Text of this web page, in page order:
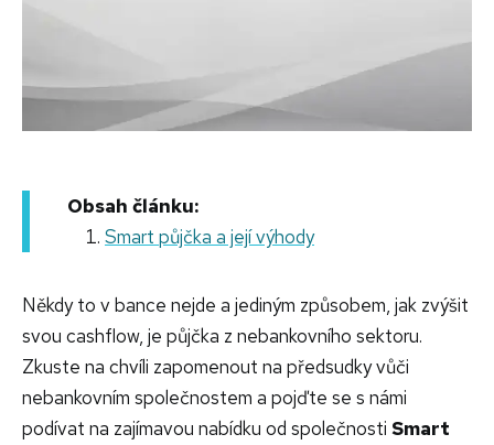
Obsah článku:
Smart půjčka a její výhody
Někdy to v bance nejde a jediným způsobem, jak zvýšit
svou cashflow, je půjčka z nebankovního sektoru.
Zkuste na chvíli zapomenout na předsudky vůči
nebankovním společnostem a pojďte se s námi
podívat na zajímavou nabídku od společnosti Smart